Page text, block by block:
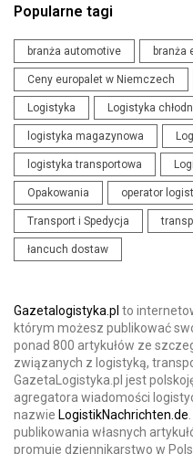
Popularne tagi
branża automotive branża
Ceny europalet w Niemczech
Logistyka Logistyka
logistyka magazynowa
logistyka transportowa
Opakowania operator
Transport i Spedycja
łancuch dostaw
Gazetalogistyka.pl to
którym możesz publikować
ponad 800 artykułów ze
związanych z logistyką,
GazetaLogistyka.pl jest
agregatora wiadomości
nazwie LogistikNachrichten.de
publikowania własnych
promuje dziennikarstwo w